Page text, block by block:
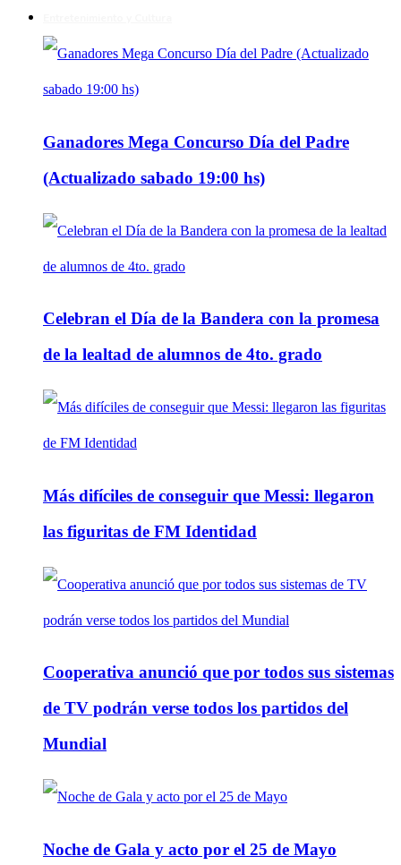
Ganadores Mega Concurso Día del Padre
(Actualizado sabado 19:00 hs)
Celebran el Día de la Bandera con la promesa
de la lealtad de alumnos de 4to. grado
Más difíciles de conseguir que Messi: llegaron
las figuritas de FM Identidad
Cooperativa anunció que por todos sus sistemas
de TV podrán verse todos los partidos del
Mundial
Noche de Gala y acto por el 25 de Mayo